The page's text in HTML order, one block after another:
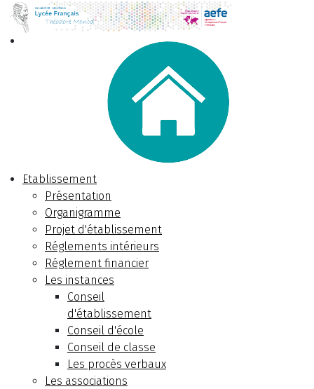
Etablissement
Présentation
Organigramme
Projet d'établissement
Réglements intérieurs
Réglement financier
Les instances
Conseil
d'établissement
Conseil d'école
Conseil de classe
Les procès verbaux
Les associations